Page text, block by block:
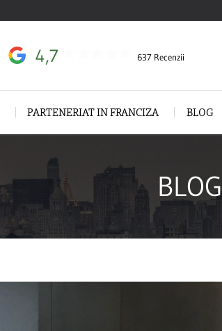
4,7 637 Recenzii
PARTENERIAT IN FRANCIZA BLOG
BLOG